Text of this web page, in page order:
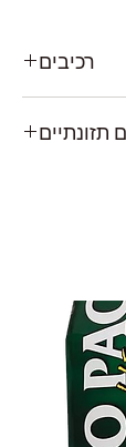
רכיבים
חלבון הידרולייז
תזונתיים